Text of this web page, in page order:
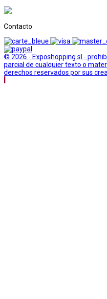
Contacto
© 2026 - Exposhopping sl -
parcial de cualquier texto o
derechos reservados por sus